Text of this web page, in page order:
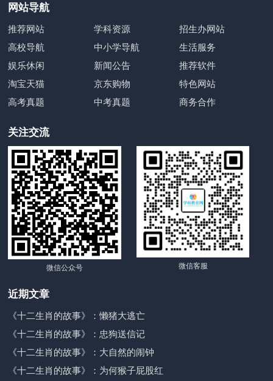
网站导航
推荐网站 学科资源
招生办网站
高校导航
中小学导航
生活服务
娱乐休闲
新闻公告
推荐软件
淘宝天猫
京东购物
特色网站
高考真题
中考真题 商务合作
关注交流
微信公众号 微信客服
近期文章
《十二生肖的故事》：懒猪大逃亡
《十二生肖的故事》：忠狗送信记
《十二生肖的故事》：大自然的闹钟
《十二生肖的故事》：为何猴子屁股红